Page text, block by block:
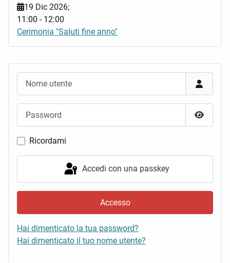
Mostra
Ricordami
Accedi con una passkey
Accesso
Hai dimenticato la tua password?
Hai dimenticato il tuo nome utente?
19 Dic 2026;
11:00 - 12:00
Cerimonia "Saluti fine anno"